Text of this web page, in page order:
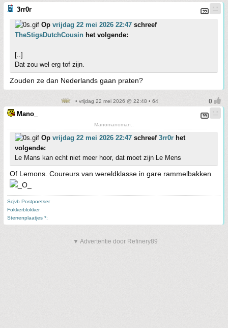
3rr0r
Op vrijdag 22 mei 2026 22:47 schreef
TheStigsDutchCousin het volgende:
[..]
Dat zou wel erg tof zijn.
Zouden ze dan Nederlands gaan praten?
• vrijdag 22 mei 2026 @ 22:48 • 64
Mano_
Manomanoman..
Op vrijdag 22 mei 2026 22:47 schreef 3rr0r het
volgende:
Le Mans kan echt niet meer hoor, dat moet zijn Le Mens
Of Lemons. Coureurs van wereldklasse in gare rammelbakken
Scjvb Postpoetser
Fokkerblokker
Sterrenplaatjes *;
▼ Advertentie door Refinery89